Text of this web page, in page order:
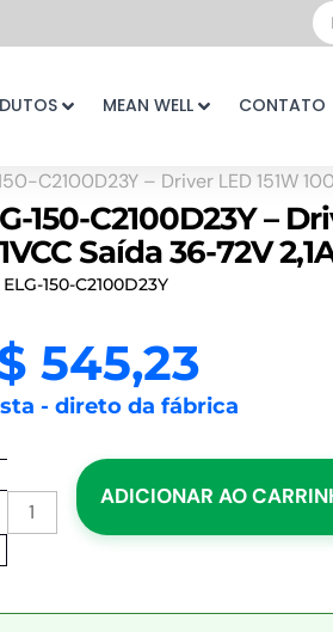
...
MEAN WELL CONTATO
C2100D23Y – Driver LED 151W
150-C2100D23Y –
Saída 36-72V
ELG-150-C2100D23Y
545,23
- direto da fábrica
ADICIONAR AO